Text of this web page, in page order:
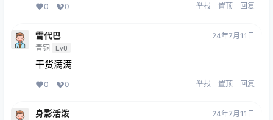
0 0 举报 置顶 回复
雪代巴
青铜 Lv0
24年7月11日
干货满满
0 0 举报 置顶 回复
身影活泼 24年7月11日